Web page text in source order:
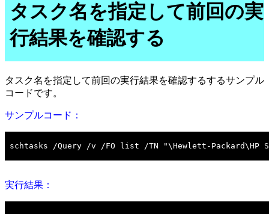
タスク名を指定して前回の実
行結果を確認する
タスク名を指定して前回の実行結果を確認するするサンプル
コードです。
サンプルコード：
実行結果：